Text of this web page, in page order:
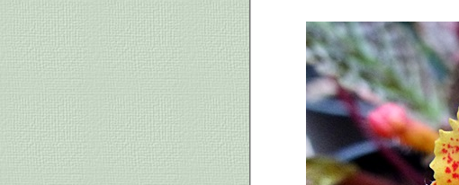
หน้าหนาวเป็นเวลากล้วยไม้บาน
ฉ่ำ: รองเท้านารีเหลืองกระบี่ และ
ดงอุบล
ไม้ฟอกอากาศ: แก้วสารพัดนึก,
กวักมรกต มาชมกันหน่อยจะได้ไม่
ตกเทร็นด์
ต้นพะยูง Dalbergia
cochinchinensis สนใจเมล็ด จอง